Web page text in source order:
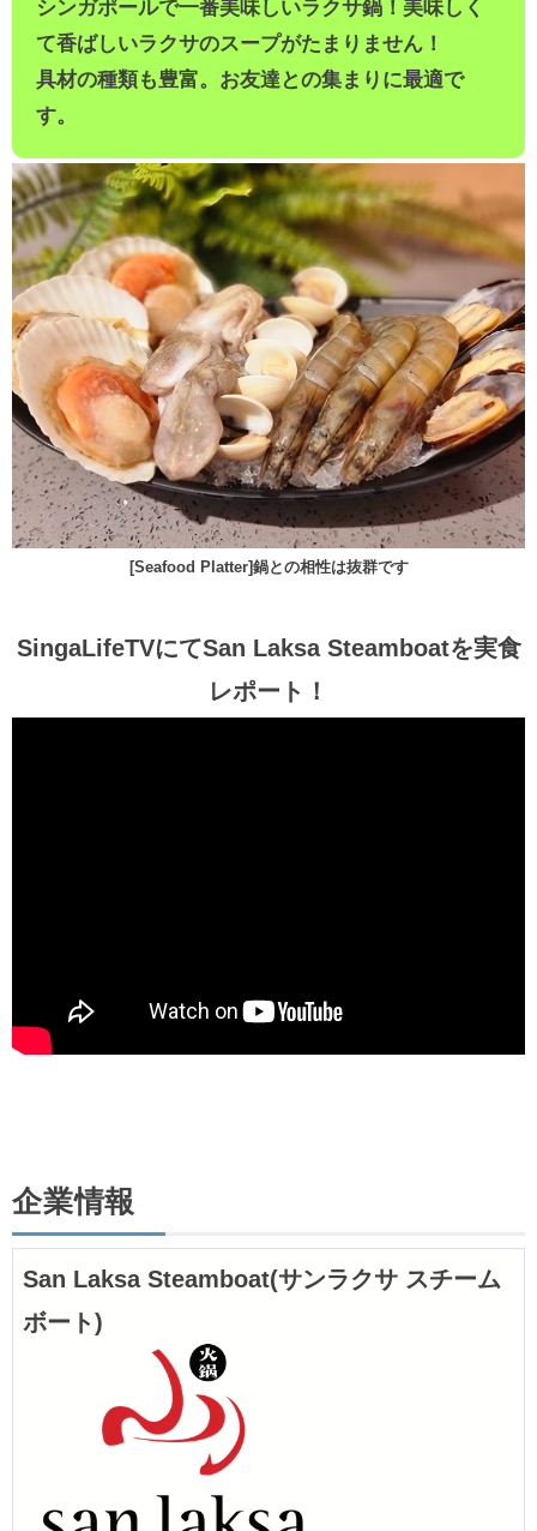
シンガポールで一番美味しいラクサ鍋！美味しく
て香ばしいラクサのスープがたまりません！
具材の種類も豊富。お友達との集まりに最適で
す。
[Seafood Platter]鍋との相性は抜群です
SingaLifeTVにてSan Laksa Steamboatを実食
レポート！
企業情報
San Laksa Steamboat(サンラクサ スチーム
ボート)